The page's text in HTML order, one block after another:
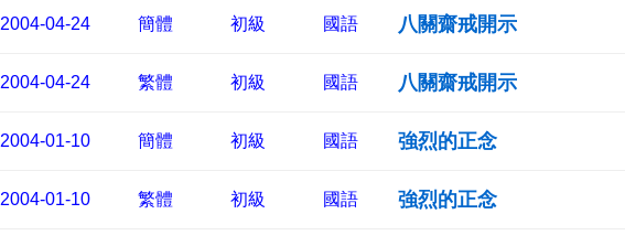
2004-04-24 簡體 初級 國語 八關齋戒開示
2004-04-24 繁體 初級 國語 八關齋戒開示
2004-01-10 簡體 初級 國語 強烈的正念
2004-01-10 繁體 初級 國語 強烈的正念